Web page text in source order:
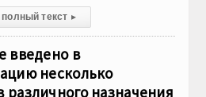
текст ▸
введено в
несколько
различного назначения